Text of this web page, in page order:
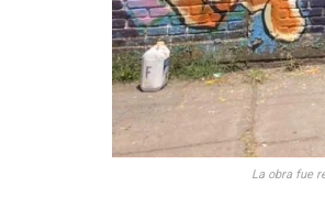
La obra fue